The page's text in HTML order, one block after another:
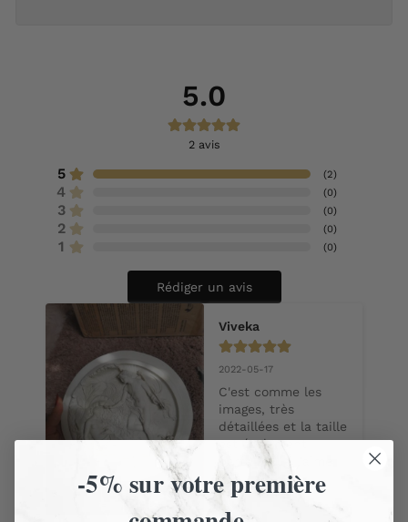
5.0
2 avis
5 (2)
4 (0)
3 (0)
2 (0)
1 (0)
Rédiger un avis
Viveka
2022-05-17
C'est comme les
images, très
détaillées et la taille
est également
parfaite. Je l'aime.
-5% sur votre première